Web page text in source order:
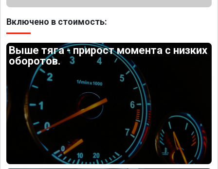
Включено в стоимость:
Выше тяга - прирост момента с низких
оборотов.